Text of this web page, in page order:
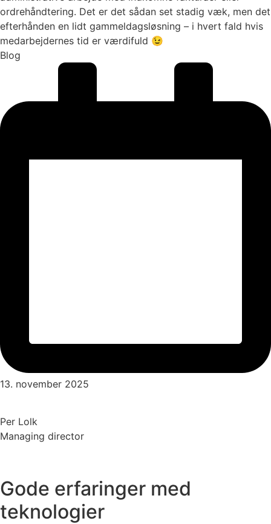
ordrehåndtering. Det er det sådan set stadig væk, men det
efterhånden en lidt gammeldagsløsning – i hvert fald hvis
medarbejdernes tid er værdifuld 😉
Blog
13. november 2025
Per Lolk
Managing director
Gode erfaringer med
teknologier